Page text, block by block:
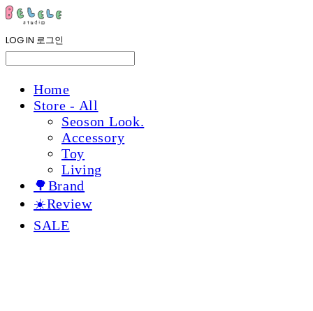
LOG IN 로그인
Home
Store - All
Seoson Look.
Accessory
Toy
Living
🌳Brand
☀️Review
SALE